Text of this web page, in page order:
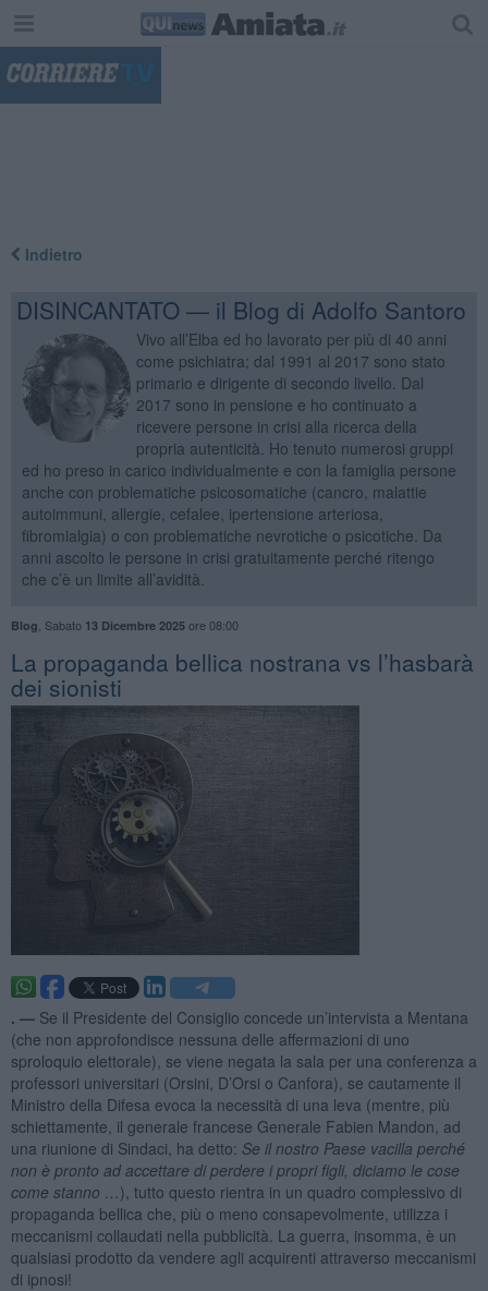
Indietro
DISINCANTATO — il Blog di Adolfo Santoro
Vivo all’Elba ed ho lavorato per più di 40 anni
come psichiatra; dal 1991 al 2017 sono stato
primario e dirigente di secondo livello. Dal
2017 sono in pensione e ho continuato a
ricevere persone in crisi alla ricerca della
propria autenticità. Ho tenuto numerosi gruppi
ed ho preso in carico individualmente e con la famiglia persone
anche con problematiche psicosomatiche (cancro, malattie
autoimmuni, allergie, cefalee, ipertensione arteriosa,
fibromialgia) o con problematiche nevrotiche o psicotiche. Da
anni ascolto le persone in crisi gratuitamente perché ritengo
che c’è un limite all’avidità.
Blog Sabato 13 Dicembre 2025ore 08:00
​La propaganda bellica nostrana vs l’hasbarà
dei sionisti
. — Se il Presidente del Consiglio concede un’intervista a Mentana
(che non approfondisce nessuna delle affermazioni di uno
sproloquio elettorale), se viene negata la sala per una conferenza a
professori universitari (Orsini, D’Orsi o Canfora), se cautamente il
Ministro della Difesa evoca la necessità di una leva (mentre, più
schiettamente, il generale francese Generale Fabien Mandon, ad
una riunione di Sindaci, ha detto: Se il nostro Paese vacilla perché
non è pronto ad accettare di perdere i propri figli, diciamo le cose
come stanno … ), tutto questo rientra in un quadro complessivo di
propaganda bellica che, più o meno consapevolmente, utilizza i
meccanismi collaudati nella pubblicità. La guerra, insomma, è un
qualsiasi prodotto da vendere agli acquirenti attraverso meccanismi
di ipnosi!